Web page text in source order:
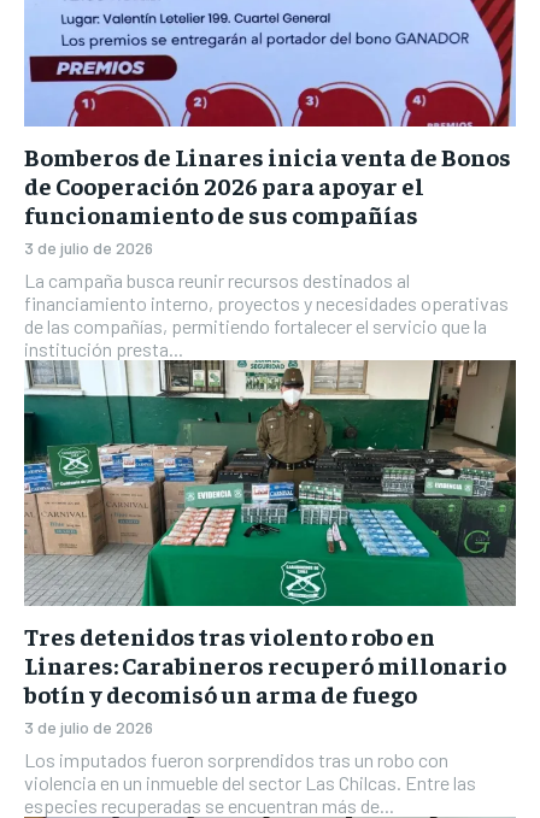
Bomberos de Linares inicia venta de Bonos
de Cooperación 2026 para apoyar el
funcionamiento de sus compañías
3 de julio de 2026
La campaña busca reunir recursos destinados al
financiamiento interno, proyectos y necesidades operativas
de las compañías, permitiendo fortalecer el servicio que la
institución presta...
Tres detenidos tras violento robo en
Linares: Carabineros recuperó millonario
botín y decomisó un arma de fuego
3 de julio de 2026
Los imputados fueron sorprendidos tras un robo con
violencia en un inmueble del sector Las Chilcas. Entre las
especies recuperadas se encuentran más de...